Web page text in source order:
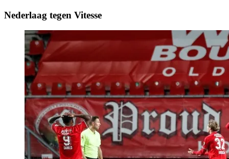
Nederlaag tegen Vitesse